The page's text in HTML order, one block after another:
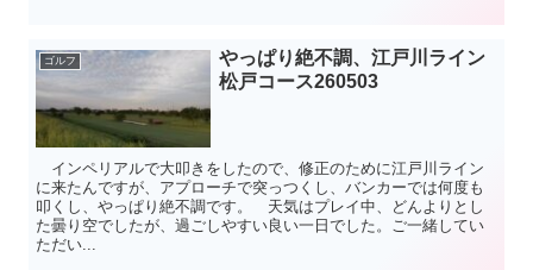
ゴルフ
やっぱり絶不調、江戸川ライン
松戸コース260503
インペリアルで大叩きをしたので、修正のために江戸川ライン
に来たんですが、アプローチで突っつくし、バンカーでは何度も
叩くし、やっぱり絶不調です。 天気はプレイ中、どんよりとし
た曇り空でしたが、過ごしやすい良い一日でした。ご一緒してい
ただい...